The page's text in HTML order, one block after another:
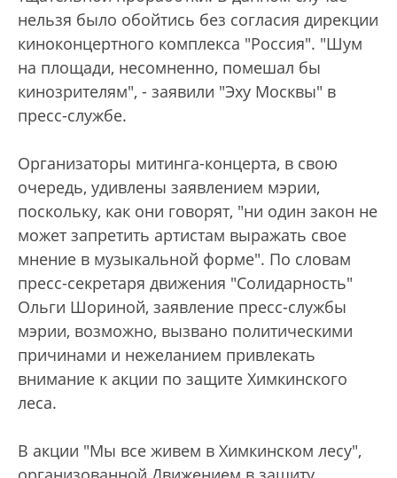
нельзя было обойтись без согласия дирекции
киноконцертного комплекса "Россия". "Шум
на площади, несомненно, помешал бы
кинозрителям", - заявили "Эху Москвы" в
пресс-службе.
Организаторы митинга-концерта, в свою
очередь, удивлены заявлением мэрии,
поскольку, как они говорят, "ни один закон не
может запретить артистам выражать свое
мнение в музыкальной форме". По словам
пресс-секретаря движения "Солидарность"
Ольги Шориной, заявление пресс-службы
мэрии, возможно, вызвано политическими
причинами и нежеланием привлекать
внимание к акции по защите Химкинского
леса.
В акции "Мы все живем в Химкинском лесу",